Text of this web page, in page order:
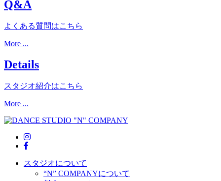
Q&A
よくある質問はこちら
More ...
Details
スタジオ紹介はこちら
More ...
スタジオについて
“N” COMPANYについて